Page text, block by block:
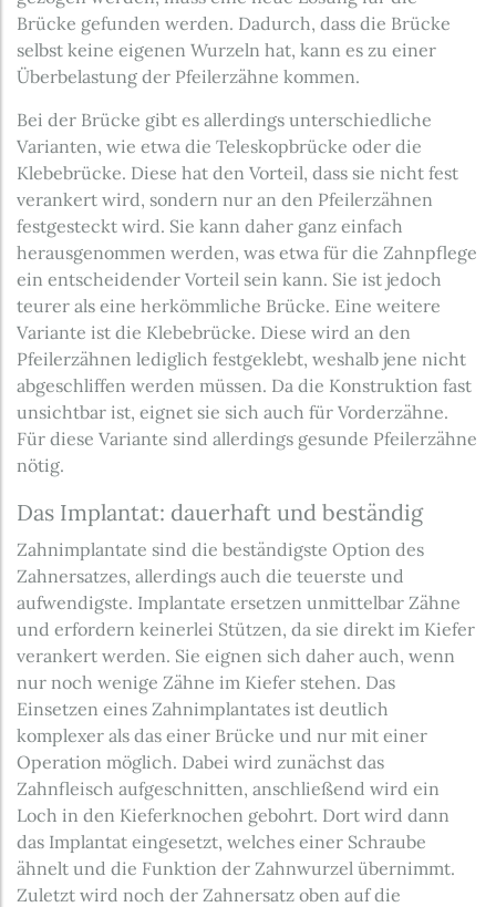
Brücke gefunden werden. Dadurch, dass die Brücke
selbst keine eigenen Wurzeln hat, kann es zu einer
Überbelastung der Pfeilerzähne kommen.
Bei der Brücke gibt es allerdings unterschiedliche
Varianten, wie etwa die Teleskopbrücke oder die
Klebebrücke. Diese hat den Vorteil, dass sie nicht fest
verankert wird, sondern nur an den Pfeilerzähnen
festgesteckt wird. Sie kann daher ganz einfach
herausgenommen werden, was etwa für die Zahnpflege
ein entscheidender Vorteil sein kann. Sie ist jedoch
teurer als eine herkömmliche Brücke. Eine weitere
Variante ist die Klebebrücke. Diese wird an den
Pfeilerzähnen lediglich festgeklebt, weshalb jene nicht
abgeschliffen werden müssen. Da die Konstruktion fast
unsichtbar ist, eignet sie sich auch für Vorderzähne.
Für diese Variante sind allerdings gesunde Pfeilerzähne
nötig.
Das Implantat: dauerhaft und beständig
Zahnimplantate sind die beständigste Option des
Zahnersatzes, allerdings auch die teuerste und
aufwendigste. Implantate ersetzen unmittelbar Zähne
und erfordern keinerlei Stützen, da sie direkt im Kiefer
verankert werden. Sie eignen sich daher auch, wenn
nur noch wenige Zähne im Kiefer stehen. Das
Einsetzen eines Zahnimplantates ist deutlich
komplexer als das einer Brücke und nur mit einer
Operation möglich. Dabei wird zunächst das
Zahnfleisch aufgeschnitten, anschließend wird ein
Loch in den Kieferknochen gebohrt. Dort wird dann
das Implantat eingesetzt, welches einer Schraube
ähnelt und die Funktion der Zahnwurzel übernimmt.
Zuletzt wird noch der Zahnersatz oben auf die